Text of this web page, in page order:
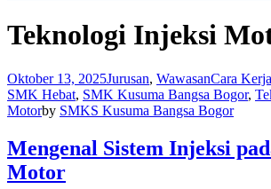
Teknologi Injeksi
Oktober 13, 2025Jurusan, WawasanCara
SMK Hebat, SMK Kusuma Bangsa Bogor,
Motorby SMKS Kusuma Bangsa Bogor
Mengenal Sistem Injeksi
Motor